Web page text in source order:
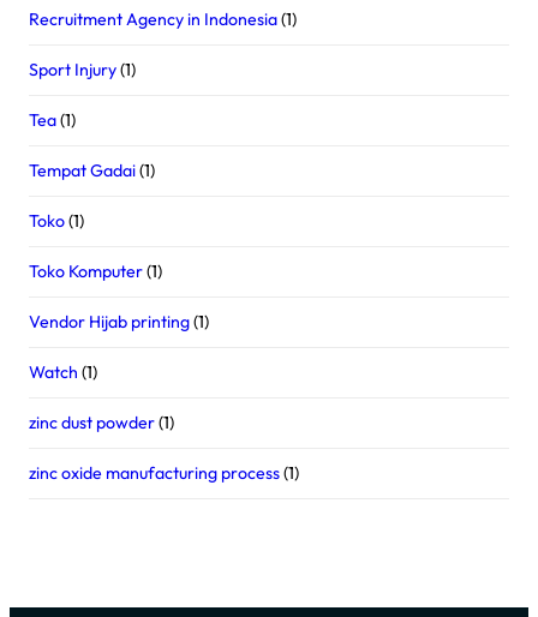
Recruitment Agency in Indonesia(1)
Sport Injury(1)
Tea(1)
Tempat Gadai(1)
Toko(1)
Toko Komputer(1)
Vendor Hijab printing(1)
Watch (1)
zinc dust powder(1)
zinc oxide manufacturing process(1)